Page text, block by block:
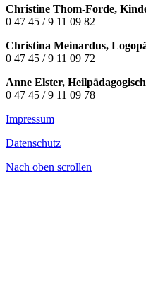
Christine Thom-Forde,
0 47 45 / 9 11 09 82
Christina Meinardus,
0 47 45 / 9 11 09 72
Anne Elster,
0 47 45 / 9 11 09 78
Impressum
Datenschutz
Nach oben scrollen